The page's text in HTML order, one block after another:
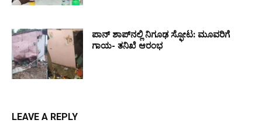
ಪಾನ್ ಶಾಪ್‌ನಲ್ಲಿ ನಿಗೂಢ ಸ್ಫೋಟ: ಮೂವರಿಗೆ
ಗಾಯ- ತನಿಖೆ ಆರಂಭ
LEAVE A REPLY